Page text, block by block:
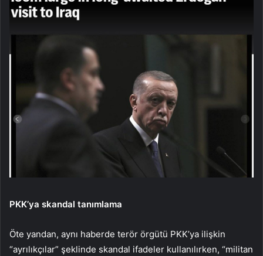
PKK’ya skandal tanımlama
Öte yandan, aynı haberde terör örgütü PKK’ya ilişkin
“ayrılıkçılar” şeklinde skandal ifadeler kullanılırken, “militan